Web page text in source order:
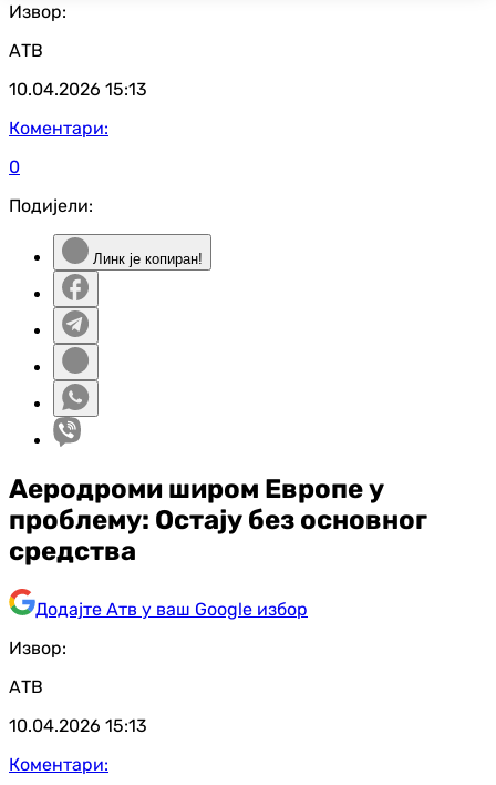
Извор:
АТВ
10.04.2026 15:13
Коментари:
0
Подијели:
Линк је копиран!
Аеродроми широм Европе у
проблему: Остају без основног
средства
Додајте Атв у ваш Google избор
Извор:
АТВ
10.04.2026 15:13
Коментари: